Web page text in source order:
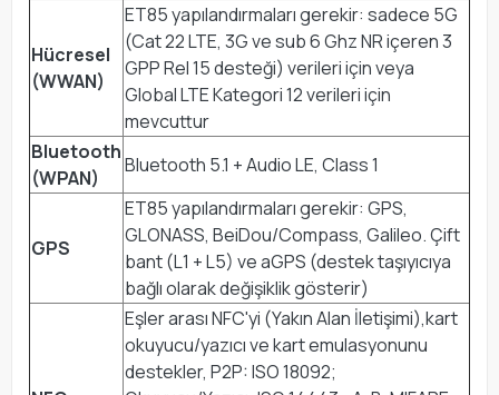
Hücresel
(WWAN)
ET85 yapılandırmaları gerekir: sadece 5G
(Cat 22 LTE, 3G ve sub 6 Ghz NR içeren 3
GPP Rel 15 desteği) verileri için veya
Global LTE Kategori 12 verileri için
mevcuttur
Bluetooth
(WPAN)
Bluetooth 5.1 + Audio LE, Class 1
GPS
ET85 yapılandırmaları gerekir: GPS,
GLONASS, BeiDou/Compass, Galileo. Çift
bant (L1 + L5) ve aGPS (destek taşıyıcıya
bağlı olarak değişiklik gösterir)
Eşler arası NFC'yi (Yakın Alan İletişimi),kart
okuyucu/yazıcı ve kart emulasyonunu
destekler, P2P: ISO 18092;